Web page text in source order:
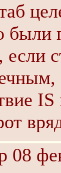
были
если
08